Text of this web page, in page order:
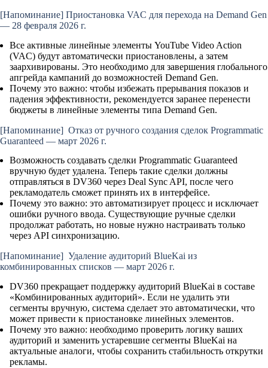
[Напоминание] Приостановка VAC для перехода на Demand Gen
— 28 февраля 2026 г.
Все активные линейные элементы YouTube Video Action
(VAC) будут автоматически приостановлены, а затем
заархивированы. Это необходимо для завершения глобального
апгрейда кампаний до возможностей Demand Gen.
Почему это важно: чтобы избежать прерывания показов и
падения эффективности, рекомендуется заранее перенести
бюджеты в линейные элементы типа Demand Gen.
[Напоминание] Отказ от ручного создания сделок Programmatic
Guaranteed — март 2026 г.
Возможность создавать сделки Programmatic Guaranteed
вручную будет удалена. Теперь такие сделки должны
отправляться в DV360 через Deal Sync API, после чего
рекламодатель сможет принять их в интерфейсе.
Почему это важно: это автоматизирует процесс и исключает
ошибки ручного ввода. Существующие ручные сделки
продолжат работать, но новые нужно настраивать только
через API синхронизацию.
[Напоминание] Удаление аудиторий BlueKai из
комбинированных списков — март 2026 г.
DV360 прекращает поддержку аудиторий BlueKai в составе
«Комбинированных аудиторий». Если не удалить эти
сегменты вручную, система сделает это автоматически, что
может привести к приостановке линейных элементов.
Почему это важно: необходимо проверить логику ваших
аудиторий и заменить устаревшие сегменты BlueKai на
актуальные аналоги, чтобы сохранить стабильность открутки
рекламы.